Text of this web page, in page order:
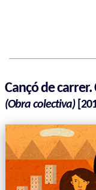
Cançó de
(Obra colectiva)